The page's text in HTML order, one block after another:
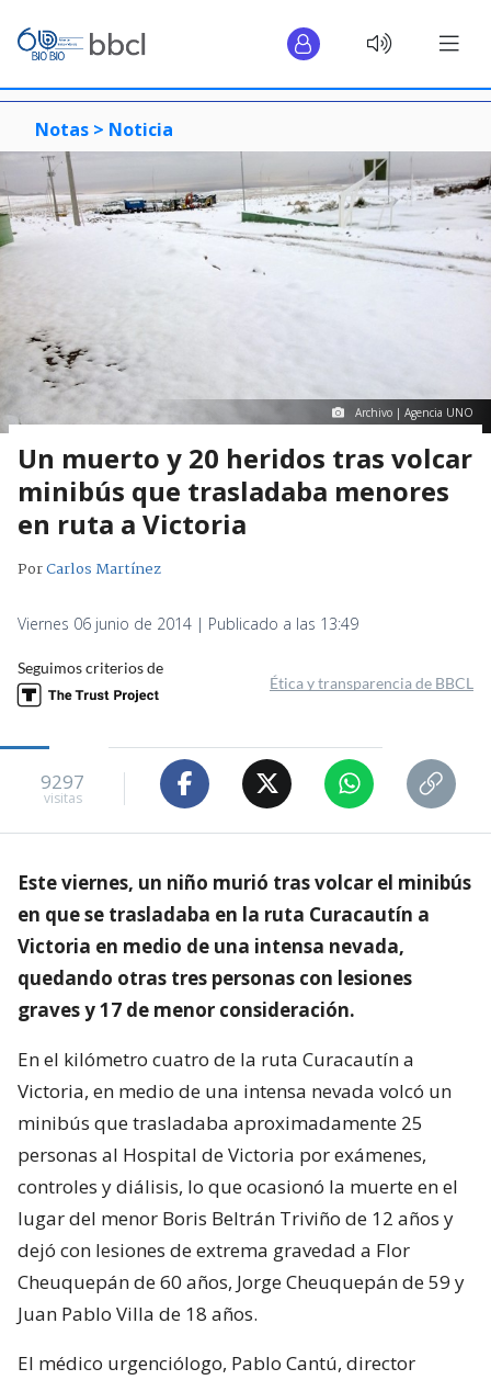
Notas > Noticia
Archivo | Agencia UNO
Un muerto y 20 heridos tras volcar
minibús que trasladaba menores
en ruta a Victoria
PorCarlos Martínez
Viernes 06 junio de 2014 | Publicado a las 13:49
Seguimos criterios de
Ética y transparencia de BBCL
9297
visitas
Este viernes, un niño murió tras volcar el minibús
en que se trasladaba en la ruta Curacautín a
Victoria en medio de una intensa nevada,
quedando otras tres personas con lesiones
graves y 17 de menor consideración.
En el kilómetro cuatro de la ruta Curacautín a
Victoria, en medio de una intensa nevada volcó un
minibús que trasladaba aproximadamente 25
personas al Hospital de Victoria por exámenes,
controles y diálisis, lo que ocasionó la muerte en el
lugar del menor Boris Beltrán Triviño de 12 años y
dejó con lesiones de extrema gravedad a Flor
Cheuquepán de 60 años, Jorge Cheuquepán de 59 y
Juan Pablo Villa de 18 años.
El médico urgenciólogo, Pablo Cantú, director